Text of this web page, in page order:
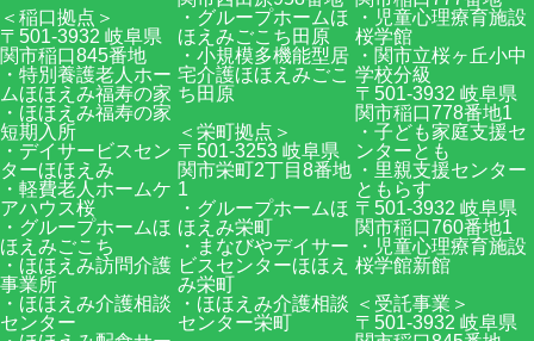
＜稲口拠点＞
〒501-3932 岐阜県
関市稲口845番地
・特別養護老人ホー
ムほほえみ福寿の家
・ほほえみ福寿の家
短期入所
・デイサービスセン
ターほほえみ
・軽費老人ホームケ
アハウス桜
・グループホームほ
ほえみごこち
・ほほえみ訪問介護
事業所
・ほほえみ介護相談
センター
・グループホームほ
ほえみごこち田原
・小規模多機能型居
宅介護ほほえみごこ
ち田原
＜栄町拠点＞
〒501-3253 岐阜県
関市栄町2丁目8番地
1
・グループホームほ
ほえみ栄町
・まなびやデイサー
ビスセンターほほえ
み栄町
・ほほえみ介護相談
センター栄町
・児童心理療育施設
桜学館
・関市立桜ヶ丘小中
学校分級
〒501-3932 岐阜県
関市稲口778番地1
・子ども家庭支援セ
ンターとも
・里親支援センター
ともらす
〒501-3932 岐阜県
関市稲口760番地1
・児童心理療育施設
桜学館新館
＜受託事業＞
〒501-3932 岐阜県